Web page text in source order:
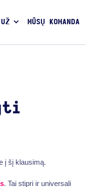
MŪSŲ KOMANDA
į šį klausimą.
. Tai stipri ir universali